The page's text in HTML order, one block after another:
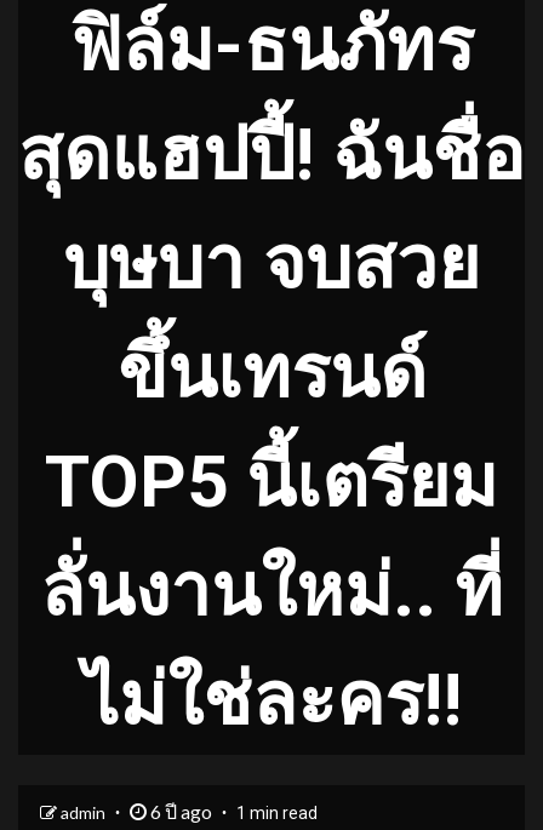
ฟิล์ม-ธนภัทร
สุดแฮปปี้! ฉันชื่อ
บุษบา จบสวย
ขึ้นเทรนด์
TOP5 นี้เตรียม
ลั่นงานใหม่.. ที่
ไม่ใช่ละคร!!
admin 6 ปี ago 1 min read